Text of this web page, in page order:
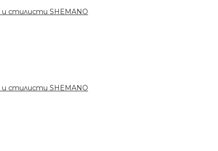
и стилисти SHEMANO
и стилисти SHEMANO